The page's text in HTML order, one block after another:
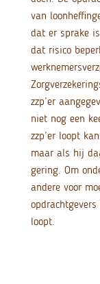
van
dat er sprake
dat risico
zzp’er
niet nog een
zzp’er loopt
maar als hij
gering. Om
andere voor
loopt.